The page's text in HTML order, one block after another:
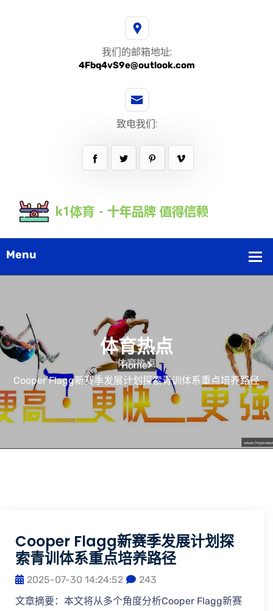
我们的邮箱地址:
4Fbq4vS9e@outlook.com
致电我们:
体育热点
Home
Cooper Flagg新赛季发展计划探索青训体系重点培养路径
Cooper Flagg新赛季发展计划探
索青训体系重点培养路径
2025-07-30 14:24:52
243
文章摘要：本文将从多个角度分析Cooper Flagg新赛